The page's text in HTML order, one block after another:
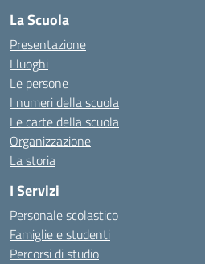
La Scuola
Presentazione
I luoghi
Le persone
I numeri della scuola
Le carte della scuola
Organizzazione
La storia
I Servizi
Personale scolastico
Famiglie e studenti
Percorsi di studio